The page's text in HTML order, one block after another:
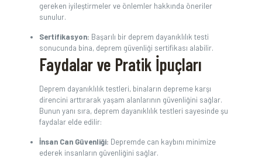
gereken iyileştirmeler ve önlemler hakkında öneriler
sunulur.
Sertifikasyon: Başarılı bir deprem dayanıklılık testi
sonucunda bina, deprem güvenliği sertifikası alabilir.
Faydalar ve Pratik İpuçları
Deprem dayanıklılık testleri, binaların depreme karşı
direncini arttırarak yaşam alanlarının güvenliğini sağlar.
Bunun yanı sıra, deprem dayanıklılık testleri sayesinde şu
faydalar elde edilir:
İnsan Can Güvenliği: Depremde can kaybını minimize
ederek insanların güvenliğini sağlar.